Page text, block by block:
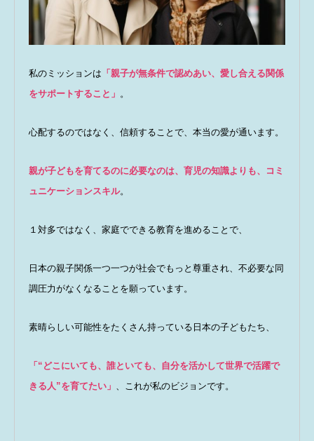
私のミッションは 「親子が無条件で認めあい、愛し合える関係
をサポートすること」 。
心配するのではなく、信頼することで、本当の愛が通います。
親が子どもを育てるのに必要なのは、育児の知識よりも、コミ
ュニケーションスキル。
１対多ではなく、家庭でできる教育を進めることで、
日本の親子関係一つ一つが社会でもっと尊重され、不必要な同
調圧力がなくなることを願っています。
素晴らしい可能性をたくさん持っている日本の子どもたち、
「“どこにいても、誰といても、自分を活かして世界で活躍で
きる人”を育てたい」 、これが私のビジョンです。